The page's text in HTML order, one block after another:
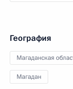
География
Магаданская
Магадан